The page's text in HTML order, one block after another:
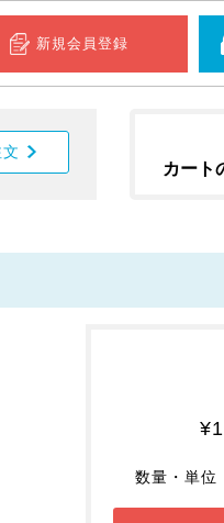
新規会員登録
カート
数量・単位